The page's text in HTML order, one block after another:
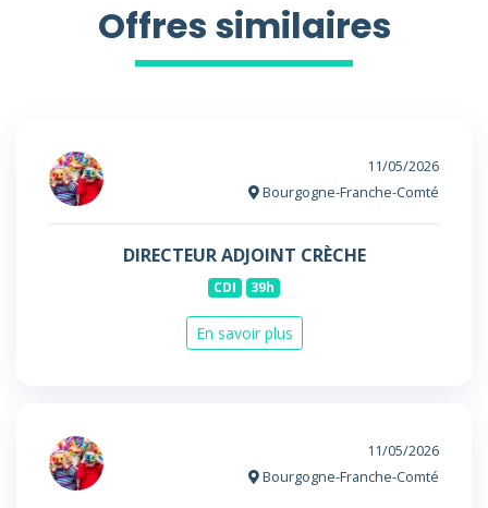
Offres similaires
11/05/2026
Bourgogne-Franche-Comté
DIRECTEUR ADJOINT CRÈCHE
CDI 39h
En savoir plus
11/05/2026
Bourgogne-Franche-Comté